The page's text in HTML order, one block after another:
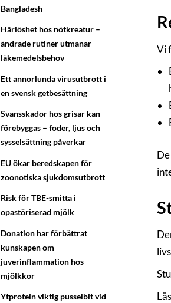
Bangladesh
Hårlöshet hos nötkreatur –
ändrade rutiner utmanar
läkemedelsbehov
Ett annorlunda virusutbrott i
en svensk getbesättning
Svansskador hos grisar kan
förebyggas – foder, ljus och
sysselsättning påverkar
EU ökar beredskapen för
zoonotiska sjukdomsutbrott
Risk för TBE-smitta i
opastöriserad mjölk
Donation har förbättrat
kunskapen om
juverinflammation hos
mjölkkor
Ytprotein viktig pusselbit vid
Vi